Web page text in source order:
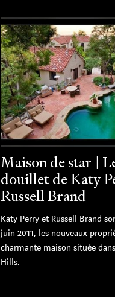
Maison de star |
douillet de Katy
Russell Brand
Katy Perry et Russell Brand
juin 2011, les nouveaux
charmante maison située
Hills.